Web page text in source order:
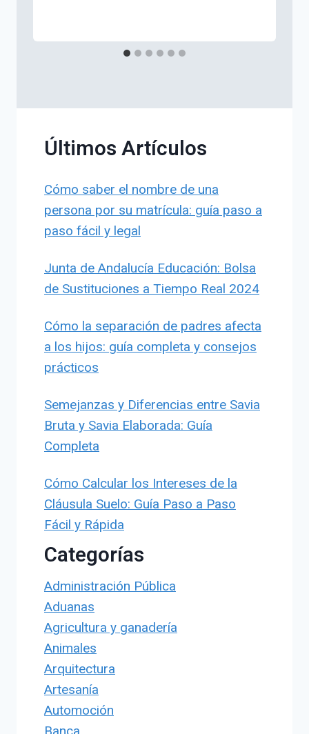
Últimos Artículos
Cómo saber el nombre de una
persona por su matrícula: guía paso a
paso fácil y legal
Junta de Andalucía Educación: Bolsa
de Sustituciones a Tiempo Real 2024
Cómo la separación de padres afecta
a los hijos: guía completa y consejos
prácticos
Semejanzas y Diferencias entre Savia
Bruta y Savia Elaborada: Guía
Completa
Cómo Calcular los Intereses de la
Cláusula Suelo: Guía Paso a Paso
Fácil y Rápida
Categorías
Administración Pública
Aduanas
Agricultura y ganadería
Animales
Arquitectura
Artesanía
Automoción
Banca